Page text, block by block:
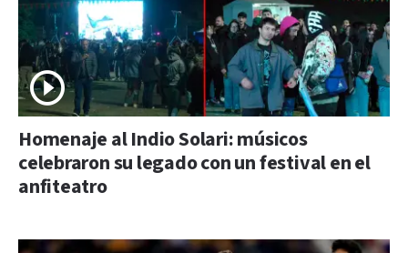
Homenaje al Indio Solari: músicos
celebraron su legado con un festival en el
anfiteatro